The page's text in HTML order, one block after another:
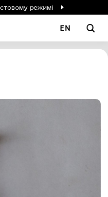
режимі
EN